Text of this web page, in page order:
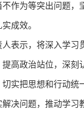
作为等突出问题，
成效。
示，将深入学习
高政治站位，深
实把思想和行动
决问题，推动学习